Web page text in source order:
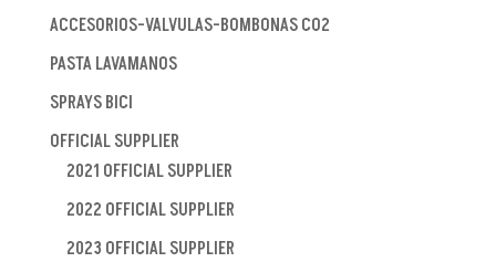
ACCESORIOS-VALVULAS-BOMBONAS CO2
PASTA LAVAMANOS
SPRAYS BICI
OFFICIAL SUPPLIER
2021 OFFICIAL SUPPLIER
2022 OFFICIAL SUPPLIER
2023 OFFICIAL SUPPLIER